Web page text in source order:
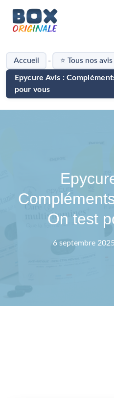
contenu
Accueil - ⭐ Tous nos
Epycure Avis :
pour vous
On test
6 septembre